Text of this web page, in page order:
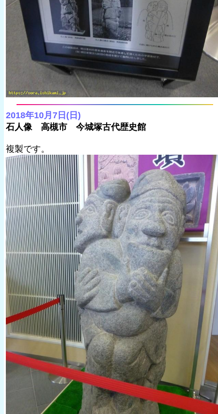
2018年10月7日(日)
石人像 高槻市 今城塚古代歴史館
複製です。